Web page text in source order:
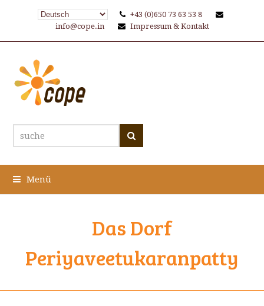
+43 (0)650 73 63 53 8
info@cope.in
Impressum & Kontakt
suche
Menü
Das Dorf
Periyaveetukaranpatty